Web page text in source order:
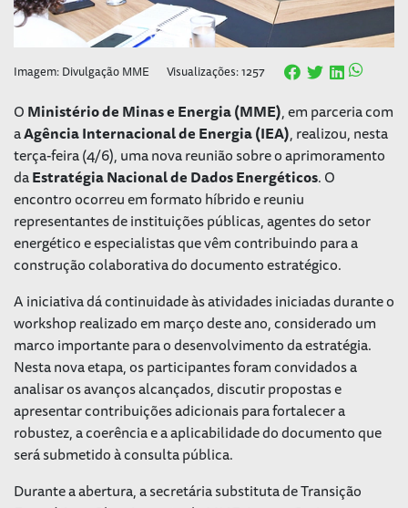
Imagem: Divulgação MME Visualizações: 1257
OMinistério de Minas e Energia (MME), em parceria com
aAgência Internacional de Energia (IEA), realizou, nesta
terça-feira (4/6), uma nova reunião sobre o aprimoramento
daEstratégia Nacional de Dados Energéticos. O
encontro ocorreu em formato híbrido e reuniu
representantes de instituições públicas, agentes do setor
energético e especialistas que vêm contribuindo para a
construção colaborativa do documento estratégico.
A iniciativa dá continuidade às atividades iniciadas durante o
workshop realizado em março deste ano, considerado um
marco importante para o desenvolvimento da estratégia.
Nesta nova etapa, os participantes foram convidados a
analisar os avanços alcançados, discutir propostas e
apresentar contribuições adicionais para fortalecer a
robustez, a coerência e a aplicabilidade do documento que
será submetido à consulta pública.
Durante a abertura, a secretária substituta de Transição